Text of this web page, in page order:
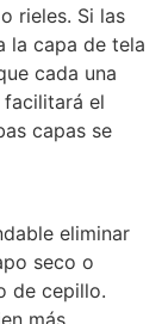
rieles. Si las
la capa de tela
cada una
el
capas se
eliminar
seco o
de cepillo.